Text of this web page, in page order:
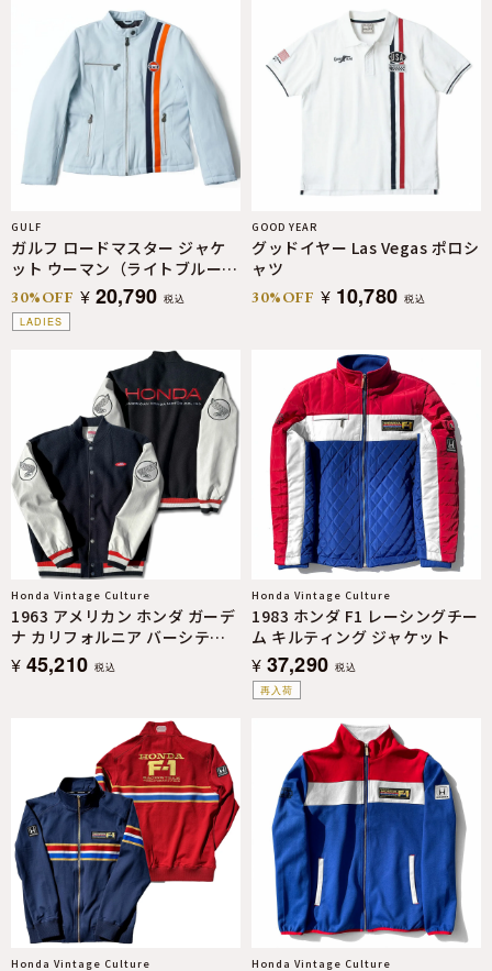
LADIES
GULF
ガルフ ロードマスター ジャケ
ット ウーマン（ライトブルー S
サイズ）
30%OFF ¥ 20,790 税込
GOOD YEAR
グッドイヤー Las Vegas ポロシ
ャツ
30%OFF ¥ 10,780 税込
Honda Vintage Culture
1963 アメリカン ホンダ ガーデ
ナ カリフォルニア バーシティ
ジャケット
¥ 45,210 税込
再入荷
Honda Vintage Culture
1983 ホンダ F1 レーシングチー
ム キルティング ジャケット
¥ 37,290 税込
Honda Vintage Culture Honda Vintage Culture